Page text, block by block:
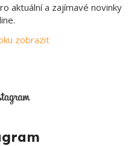
aktuální a zajímavé novinky
zobrazit